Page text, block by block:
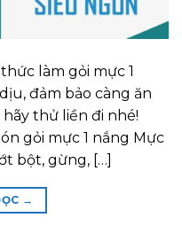
làm gỏi mực 1
đảm bảo càng ăn
thử liền đi nhé!
gỏi mực 1 nắng Mực
bột, gừng, […]
→